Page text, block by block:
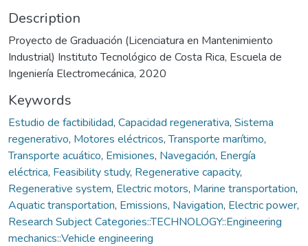
Description
Proyecto de Graduación (Licenciatura en Mantenimiento
Industrial) Instituto Tecnológico de Costa Rica, Escuela de
Ingeniería Electromecánica, 2020
Keywords
Estudio de factibilidad, Capacidad regenerativa, Sistema
regenerativo, Motores eléctricos,Transporte marítimo,
Transporte acuático, Emisiones, Navegación, Energía
eléctrica, Feasibility study, Regenerative capacity,
Regenerative system, Electric motors, Marine transportation,
Aquatic transportation, Emissions, Navigation, Electric power,
Research Subject Categories::TECHNOLOGY::Engineering
mechanics::Vehicle engineering